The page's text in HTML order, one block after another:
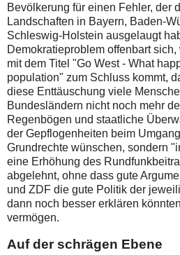
Bevölkerung für einen Fehler, der
Landschaften in Bayern, Baden-
Schleswig-Holstein ausgelaugt
Demokratieproblem offenbart
mit dem Titel "Go West - What
population" zum Schluss kommt,
diese Enttäuschung viele
Bundesländern nicht noch mehr
Regenbögen und staatliche
der Gepflogenheiten beim
Grundrechte wünschen, sondern
eine Erhöhung des
abgelehnt, ohne dass gute
und ZDF die gute Politik der
dann noch besser erklären
vermögen.
Auf der schrägen Ebene